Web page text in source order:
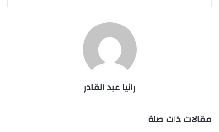
رانيا عبد القادر
مقالات ذات صلة